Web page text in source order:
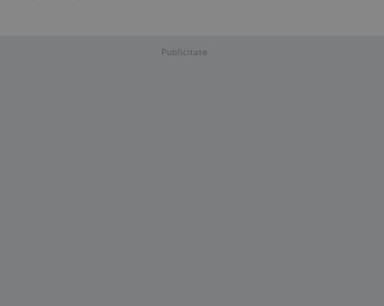
Publicitate